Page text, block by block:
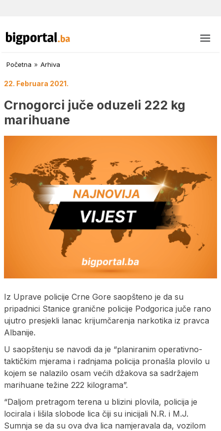
Početna » Arhiva
22. Februara 2021.
Crnogorci juče oduzeli 222 kg
marihuane
Iz Uprave policije Crne Gore saopšteno je da su
pripadnici Stanice granične policije Podgorica juče rano
ujutro presjekli lanac krijumčarenja narkotika iz pravca
Albanije.
U saopštenju se navodi da je “planiranim operativno-
taktičkim mjerama i radnjama policija pronašla plovilo u
kojem se nalazilo osam većih džakova sa sadržajem
marihuane težine 222 kilograma”.
“Daljom pretragom terena u blizini plovila, policija je
locirala i lišila slobode lica čiji su inicijali N.R. i M.J.
Sumnja se da su ova dva lica namjeravala da, vozilom